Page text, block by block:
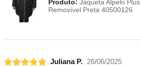
Produto: Jaqueta Alpelo
Removível Preta 40500126
Juliana P.
26/06/2025